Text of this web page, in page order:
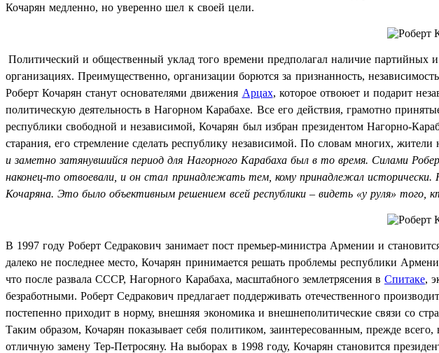
Кочарян медленно, но уверенно шел к своей цели.
Политический и общественный уклад того времени предполагал наличие партийных
организациях. Преимущественно, организации борются за признанность,
Роберт Кочарян станут основателями движения Арцах, которое отвоюет и подарит
политическую деятельность в Нагорном Карабахе. Все его действия, грамотно
республики свободной и независимой, Кочарян был избран президентом Нагорно-
старания, его стремление сделать республику независимой. По словам многих,
и заметно затянувшийся период для Нагорного Карабаха был в то время. Силами
наконец-то отвоевали, и он стал принадлежать тем, кому принадлежал исторически.
Кочаряна. Это было объективным решением всей республики – видеть «у руля» того,
В 1997 году Роберт Седракович занимает пост премьер-министра Армении и
далеко не последнее место, Кочарян принимается решать проблемы республики
что после развала СССР, Нагорного Карабаха, масштабного землетрясения в Спитаке,
безработными. Роберт Седракович предлагает поддерживать отечественного
постепенно приходит в норму, внешняя экономика и внешнеполитические связи со
Таким образом, Кочарян показывает себя политиком, заинтересованным, прежде
отличную замену Тер-Петросяну. На выборах в 1998 году, Кочарян становится